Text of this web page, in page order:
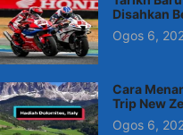
Disahkan
Ogos 6,
Cara
Trip New
Ogos 6,